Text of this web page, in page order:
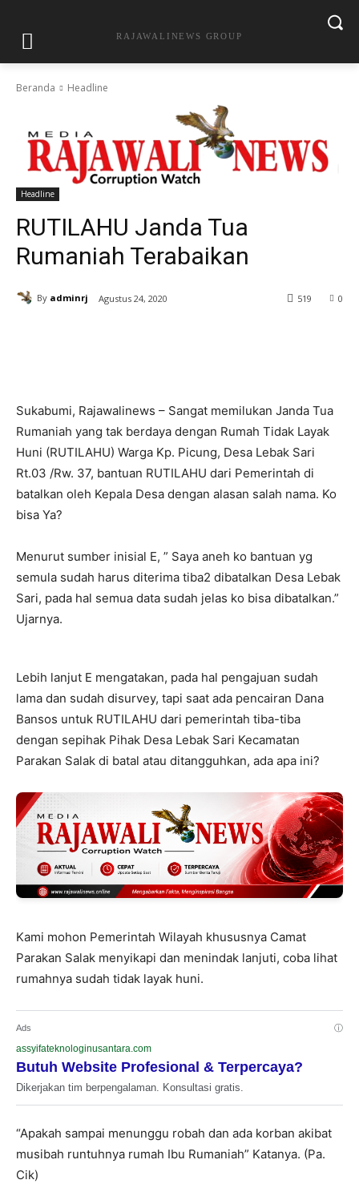
RAJAWALINEWS GROUP
Beranda Headline
Headline
RUTILAHU Janda Tua
Rumaniah Terabaikan
By adminrj Agustus 24, 2020 0
519
Sukabumi, Rajawalinews – Sangat memilukan Janda Tua
Rumaniah yang tak berdaya dengan Rumah Tidak Layak
Huni (RUTILAHU) Warga Kp. Picung, Desa Lebak Sari
Rt.03 /Rw. 37, bantuan RUTILAHU dari Pemerintah di
batalkan oleh Kepala Desa dengan alasan salah nama. Ko
bisa Ya?
Menurut sumber inisial E, ” Saya aneh ko bantuan yg
semula sudah harus diterima tiba2 dibatalkan Desa Lebak
Sari, pada hal semua data sudah jelas ko bisa dibatalkan.”
Ujarnya.
Lebih lanjut E mengatakan, pada hal pengajuan sudah
lama dan sudah disurvey, tapi saat ada pencairan Dana
Bansos untuk RUTILAHU dari pemerintah tiba-tiba
dengan sepihak Pihak Desa Lebak Sari Kecamatan
Parakan Salak di batal atau ditangguhkan, ada apa ini?
Kami mohon Pemerintah Wilayah khususnya Camat
Parakan Salak menyikapi dan menindak lanjuti, coba lihat
rumahnya sudah tidak layak huni.
Ads ⓘ
assyifateknologinusantara.com
Butuh Website Profesional & Terpercaya?
Dikerjakan tim berpengalaman. Konsultasi gratis.
“Apakah sampai menunggu robah dan ada korban akibat
musibah runtuhnya rumah Ibu Rumaniah” Katanya. (Pa.
Cik)